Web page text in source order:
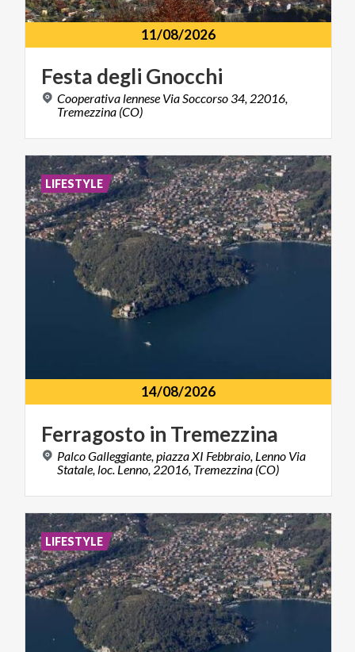
11/08/2026
Festa degli Gnocchi
Cooperativa lennese Via Soccorso 34, 22016,
Tremezzina (CO)
14/08/2026
Ferragosto in Tremezzina
Palco Galleggiante, piazza XI Febbraio, Lenno Via
Statale, loc. Lenno, 22016, Tremezzina (CO)
LIFESTYLE
LIFESTYLE